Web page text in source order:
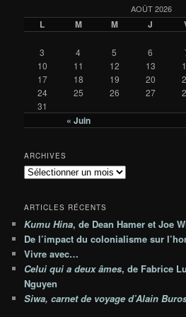
AOÛT 2026
L M M J
« Juin
3
4 5 6
10
11 12 13
17
18 19 20
24
25 26 27
31
ARCHIVES
A
h
i
v
e
s
ARTICLES RÉCENTS
Kumu Hina, de Dean Hamer et Joe
De l’impact du colonialisme sur
Vivre avec…
Celui qui a deux âmes, de Fabrice
Nguyen
Siwa, carnet de voyage d’Alain